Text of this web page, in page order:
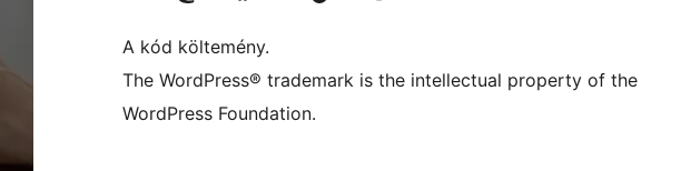
A kód költemény.
The WordPress® trademark is the intellectual property of the
WordPress Foundation.